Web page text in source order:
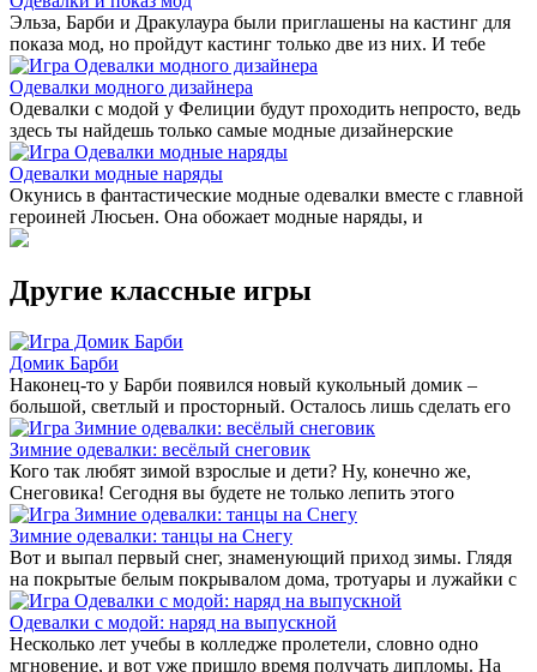
Эльза, Барби и Дракулаура были приглашены на кастинг для
показа мод, но пройдут кастинг только две из них. И тебе
Одевалки модного дизайнера
Одевалки с модой у Фелиции будут проходить непросто, ведь
здесь ты найдешь только самые модные дизайнерские
Одевалки модные наряды
Окунись в фантастические модные одевалки вместе с главной
героиней Люсьен. Она обожает модные наряды, и
Другие классные игры
Домик Барби
Наконец-то у Барби появился новый кукольный домик –
большой, светлый и просторный. Осталось лишь сделать его
Зимние одевалки: весёлый снеговик
Кого так любят зимой взрослые и дети? Ну, конечно же,
Снеговика! Сегодня вы будете не только лепить этого
Зимние одевалки: танцы на Снегу
Вот и выпал первый снег, знаменующий приход зимы. Глядя
на покрытые белым покрывалом дома, тротуары и лужайки с
Одевалки с модой: наряд на выпускной
Несколько лет учебы в колледже пролетели, словно одно
мгновение, и вот уже пришло время получать дипломы. На